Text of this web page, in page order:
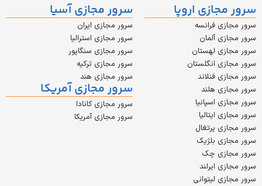
اروپا
فرانسه
لهستان
انگلستان
فنلاند
هلند
اسپانیا
پرتغال
بلژیک
چک
لیتوانی
سرور مجازی آسیا
سرور مجازی ایران
سرور مجازی استرالیا
سرور مجازی سنگاپور
سرور مجازی ترکیه
سرور مجازی هند
سرور مجازی آمریکا
سرور مجازی کانادا
سرور مجازی آمریکا